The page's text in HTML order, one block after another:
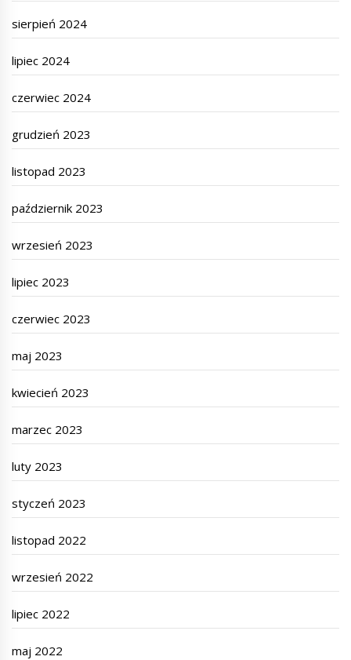
sierpień 2024
lipiec 2024
czerwiec 2024
grudzień 2023
listopad 2023
październik 2023
wrzesień 2023
lipiec 2023
czerwiec 2023
maj 2023
kwiecień 2023
marzec 2023
luty 2023
styczeń 2023
listopad 2022
wrzesień 2022
lipiec 2022
maj 2022